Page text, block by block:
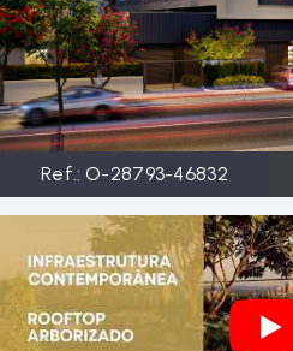
Ref.:O-28793-46832